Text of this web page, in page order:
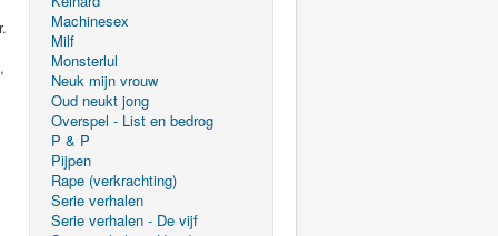
Machinesex
Milf
Monsterlul
Neuk mijn vrouw
Oud neukt jong
Overspel - List en bedrog
P & P
Pijpen
Rape (verkrachting)
Serie verhalen
Serie verhalen - De vijf